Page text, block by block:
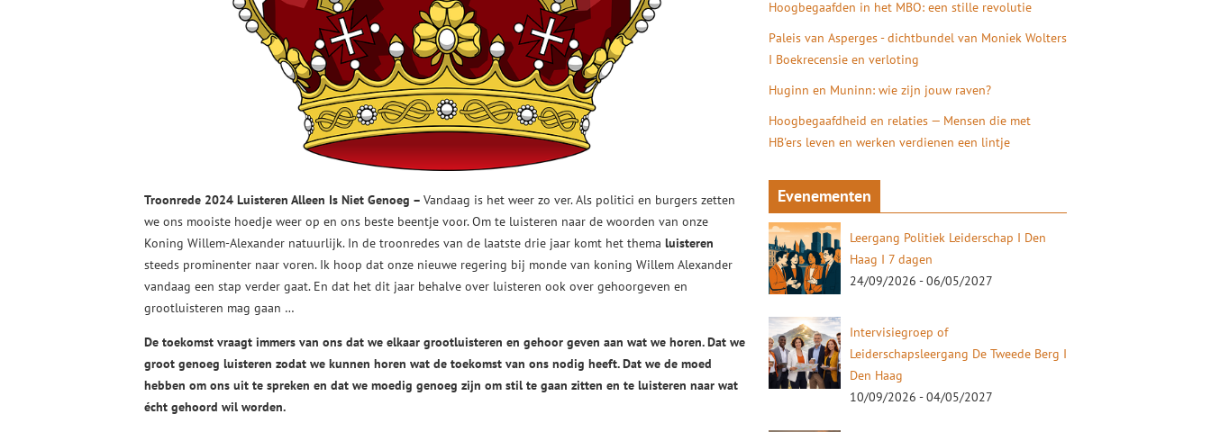
Troonrede 2024 Luisteren Alleen Is Niet Genoeg – Vandaag is het weer zo ver. Als politici en burgers zetten
we ons mooiste hoedje weer op en ons beste beentje voor. Om te luisteren naar de woorden van onze
Koning Willem-Alexander natuurlijk. In de troonredes van de laatste drie jaar komt het thema luisteren
steeds prominenter naar voren. Ik hoop dat onze nieuwe regering bij monde van koning Willem Alexander
vandaag een stap verder gaat. En dat het dit jaar behalve over luisteren ook over gehoorgeven en
grootluisteren mag gaan …
De toekomst vraagt immers van ons dat we elkaar grootluisteren en gehoor geven aan wat we horen. Dat we
groot genoeg luisteren zodat we kunnen horen wat de toekomst van ons nodig heeft. Dat we de moed
hebben om ons uit te spreken en dat we moedig genoeg zijn om stil te gaan zitten en te luisteren naar wat
écht gehoord wil worden.
Hoogbegaafden in het MBO: een stille revolutie
Paleis van Asperges - dichtbundel van Moniek Wolters
I Boekrecensie en verloting
Huginn en Muninn: wie zijn jouw raven?
Hoogbegaafdheid en relaties — Mensen die met
HB'ers leven en werken verdienen een lintje
Evenementen
Leergang Politiek Leiderschap I Den
Haag I 7 dagen
24/09/2026 - 06/05/2027
Intervisiegroep of
Leiderschapsleergang De Tweede Berg I
Den Haag
10/09/2026 - 04/05/2027